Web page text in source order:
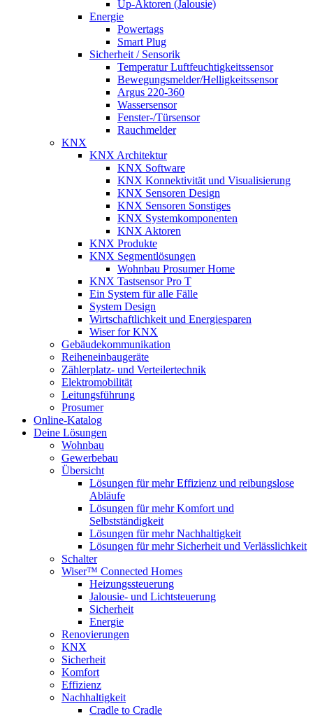
Up-Aktoren (Jalousie)
Energie
Powertags
Smart Plug
Sicherheit / Sensorik
Temperatur Luftfeuchtigkeitssensor
Bewegungsmelder/Helligkeitssensor
Argus 220-360
Wassersensor
Fenster-/Türsensor
Rauchmelder
KNX
KNX Architektur
KNX Software
KNX Konnektivität und Visualisierung
KNX Sensoren Design
KNX Sensoren Sonstiges
KNX Systemkomponenten
KNX Aktoren
KNX Produkte
KNX Segmentlösungen
Wohnbau Prosumer Home
KNX Tastsensor Pro T
Ein System für alle Fälle
System Design
Wirtschaftlichkeit und Energiesparen
Wiser for KNX
Gebäudekommunikation
Reiheneinbaugeräte
Zählerplatz- und Verteilertechnik
Elektromobilität
Leitungsführung
Prosumer
Online-Katalog
Deine Lösungen
Wohnbau
Gewerbebau
Übersicht
Lösungen für mehr Effizienz und reibungslose
Abläufe
Lösungen für mehr Komfort und
Selbstständigkeit
Lösungen für mehr Nachhaltigkeit
Lösungen für mehr Sicherheit und Verlässlichkeit
Schalter
Wiser™ Connected Homes
Heizungssteuerung
Jalousie- und Lichtsteuerung
Sicherheit
Energie
Renovierungen
KNX
Sicherheit
Komfort
Effizienz
Nachhaltigkeit
Cradle to Cradle